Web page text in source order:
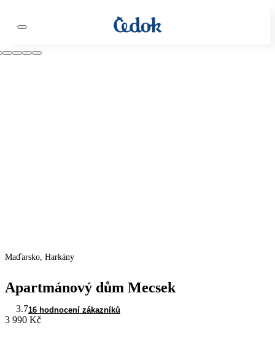
Maďarsko, Harkány
Apartmánový dům Mecsek
3.716 hodnocení zákazníků
3 990 Kč